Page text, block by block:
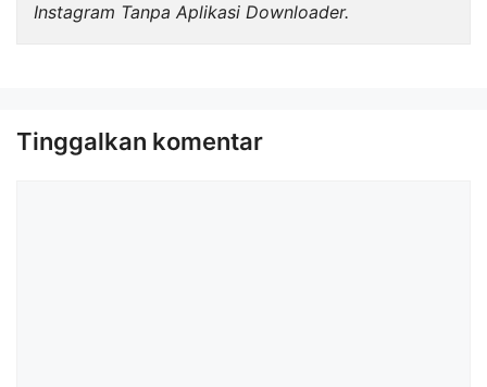
Instagram Tanpa Aplikasi Downloader.
Tinggalkan komentar